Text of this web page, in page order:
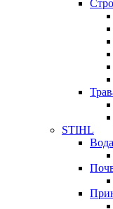
STIHL
Вода